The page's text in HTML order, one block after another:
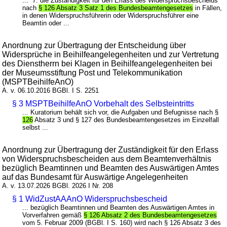
nach § 126 Absatz 3 Satz 1 des Bundesbeamtengesetzes in Fällen,
in denen Widerspruchsführerin oder Widerspruchsführer eine
Beamtin oder ...
Anordnung zur Übertragung der Entscheidung über
Widersprüche in Beihilfeangelegenheiten und zur Vertretung
des Dienstherrn bei Klagen in Beihilfeangelegenheiten bei
der Museumsstiftung Post und Telekommunikation
(MSPTBeihilfeAnO)
A. v. 06.10.2016 BGBl. I S. 2251
§ 3 MSPTBeihilfeAnO Vorbehalt des Selbsteintritts
... Kuratorium behält sich vor, die Aufgaben und Befugnisse nach §
126 Absatz 3 und § 127 des Bundesbeamtengesetzes im Einzelfall
selbst ...
Anordnung zur Übertragung der Zuständigkeit für den Erlass
von Widerspruchsbescheiden aus dem Beamtenverhältnis
bezüglich Beamtinnen und Beamten des Auswärtigen Amtes
auf das Bundesamt für Auswärtige Angelegenheiten
A. v. 13.07.2026 BGBl. 2026 I Nr. 208
§ 1 WidZustAAAnO Widerspruchsbescheid
... bezüglich Beamtinnen und Beamten des Auswärtigen Amtes in
Vorverfahren gemäß § 126 Absatz 2 des Bundesbeamtengesetzes
vom 5. Februar 2009 (BGBl. I S. 160) wird nach § 126 Absatz 3 des